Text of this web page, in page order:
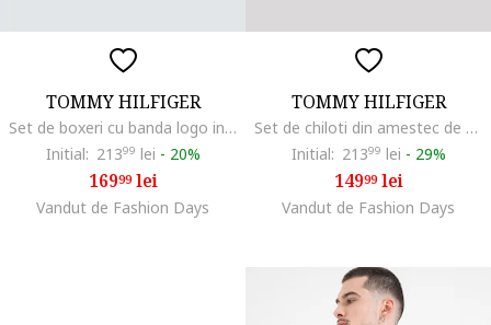
TOMMY HILFIGER
Set de boxeri cu banda logo in talie - 3 perechi, Alb/Negru
Initial: 21399 lei - 20%
16999lei
Vandut de Fashion Days
TOMMY HILFIGER
Set de chiloti din amestec de bumbac cu banda logo in talie - 3 perechi, Negru antracit
Initial: 21399 lei - 29%
14999lei
Vandut de Fashion Days